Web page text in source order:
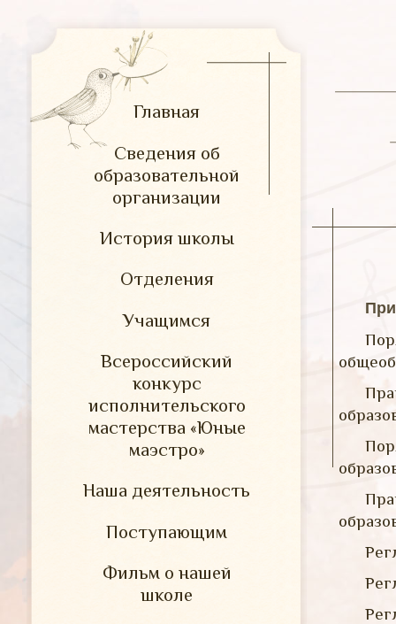
Главная
Сведения об
образовательной
организации
История школы
Отделения
Учащимся
Всероссийский
конкурс
исполнительского
мастерства «Юные
маэстро»
Наша деятельность
Поступающим
Фильм о нашей
школе